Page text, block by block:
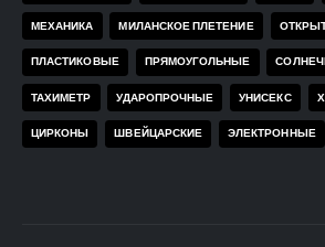
МЕХАНИКА МИЛАНСКОЕ ПЛЕТЕНИЕ
ПЛАСТИКОВЫЕ ПРЯМОУГОЛЬНЫЕ
ТАХИМЕТР УДАРОПРОЧНЫЕ УНИСЕКС
ЦИРКОНЫ ШВЕЙЦАРСКИЕ ЭЛЕКТРОННЫЕ